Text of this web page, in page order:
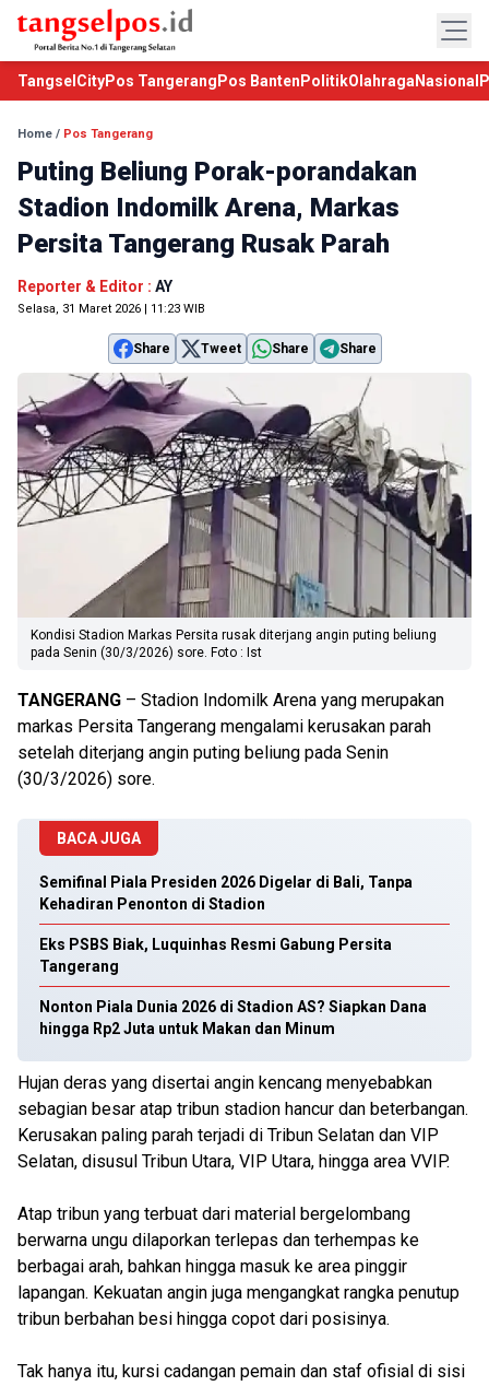
TangselCityPos Tangerang Pos Banten PolitikOlahraga Nasional
Home / Pos Tangerang
Puting Beliung Porak-porandakan
Stadion Indomilk Arena, Markas
Persita Tangerang Rusak Parah
Reporter & Editor : AY
Selasa, 31 Maret 2026 | 11:23 WIB
Share Tweet Share Share
Kondisi Stadion Markas Persita rusak diterjang angin puting beliung
pada Senin (30/3/2026) sore. Foto : Ist
TANGERANG – Stadion Indomilk Arena yang merupakan
markas Persita Tangerang mengalami kerusakan parah
setelah diterjang angin puting beliung pada Senin
(30/3/2026) sore.
BACA JUGA
Semifinal Piala Presiden 2026 Digelar di Bali, Tanpa
Kehadiran Penonton di Stadion
Eks PSBS Biak, Luquinhas Resmi Gabung Persita
Tangerang
Nonton Piala Dunia 2026 di Stadion AS? Siapkan Dana
hingga Rp2 Juta untuk Makan dan Minum
Hujan deras yang disertai angin kencang menyebabkan
sebagian besar atap tribun stadion hancur dan beterbangan.
Kerusakan paling parah terjadi di Tribun Selatan dan VIP
Selatan, disusul Tribun Utara, VIP Utara, hingga area VVIP.
Atap tribun yang terbuat dari material bergelombang
berwarna ungu dilaporkan terlepas dan terhempas ke
berbagai arah, bahkan hingga masuk ke area pinggir
lapangan. Kekuatan angin juga mengangkat rangka penutup
tribun berbahan besi hingga copot dari posisinya.
Tak hanya itu, kursi cadangan pemain dan staf ofisial di sisi